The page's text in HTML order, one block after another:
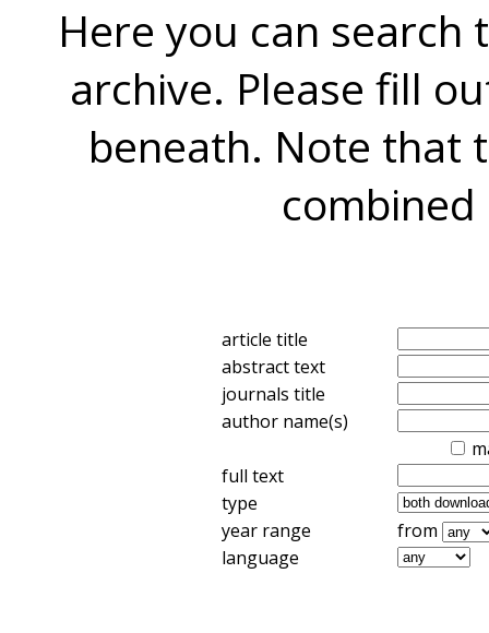
Here you can search
archive. Please fill
beneath. Note that
combined
article title
abstract text
journals title
author name(s)
full text
type
year range
from
language